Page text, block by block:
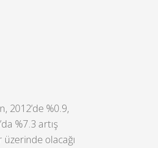
2012’de %0.9,
%7.3 artış
olacağı